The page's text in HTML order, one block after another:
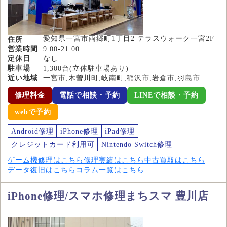
住所
愛知県一宮市両郷町1丁目2 テラスウォーク一宮2F
営業時間
9:00-21:00
定休日
なし
駐車場
1,300台(立体駐車場あり)
近い地域
一宮市,木曽川町,岐南町,稲沢市,岩倉市,羽島市
修理料金 電話で相談・予約 LINEで相談・予約
webで予約
Android修理 iPhone修理
iPad修理
クレジットカード利用可
Nintendo Switch修理
ゲーム機修理はこちら 修理実績はこちら 中古買取はこちら
データ復旧はこちら コラム一覧はこちら
iPhone修理/スマホ修理まちスマ 豊川店